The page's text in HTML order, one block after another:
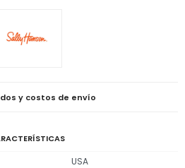
y costos de envío
USA